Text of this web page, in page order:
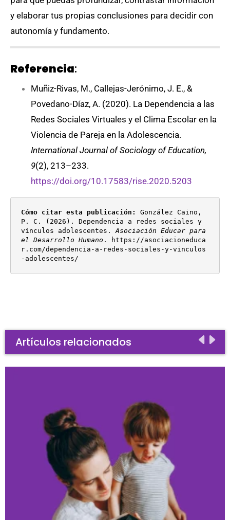
y elaborar tus propias conclusiones para decidir con
autonomía y fundamento.
Referencia:
Muñiz-Rivas, M., Callejas-Jerónimo, J. E., &
Povedano-Díaz, A. (2020). La Dependencia a las
Redes Sociales Virtuales y el Clima Escolar en la
Violencia de Pareja en la Adolescencia.
International Journal of Sociology of Education,
9(2), 213–233.
https://doi.org/10.17583/rise.2020.5203
Cómo citar esta publicación:
González Caino,
P. C. (2026). Dependencia a redes sociales y
vínculos adolescentes. Asociación Educar para
el Desarrollo Humano . https://asociacioneduca
r.com/dependencia-a-redes-sociales-y-vinculos
-adolescentes/
Artículos relacionados